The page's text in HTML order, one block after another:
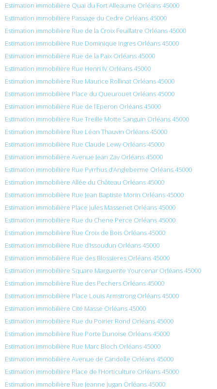
Estimation immobilière Quai du Fort Alleaume Orléans 45000
Estimation immobilière Passage du Cedre Orléans 45000
Estimation immobilière Rue de la Croix Feuillatre Orléans 45000
Estimation immobilière Rue Dominique Ingres Orléans 45000
Estimation immobilière Rue de la Paix Orléans 45000
Estimation immobilière Rue Henri IV Orléans 45000
Estimation immobilière Rue Maurice Rollinat Orléans 45000
Estimation immobilière Place du Queurouet Orléans 45000
Estimation immobilière Rue de l’Eperon Orléans 45000
Estimation immobilière Rue Treille Motte Sanguin Orléans 45000
Estimation immobilière Rue Léon Thauvin Orléans 45000
Estimation immobilière Rue Claude Lewy Orléans 45000
Estimation immobilière Avenue Jean Zay Orléans 45000
Estimation immobilière Rue Pyrrhus d’Angleberme Orléans 45000
Estimation immobilière Allée du Château Orléans 45000
Estimation immobilière Rue Jean Baptiste Morin Orléans 45000
Estimation immobilière Place Jules Massenet Orléans 45000
Estimation immobilière Rue du Chene Perce Orléans 45000
Estimation immobilière Rue Croix de Bois Orléans 45000
Estimation immobilière Rue d’Issoudun Orléans 45000
Estimation immobilière Rue des Blossieres Orléans 45000
Estimation immobilière Square Marguerite Yourcenar Orléans 45000
Estimation immobilière Rue des Pechers Orléans 45000
Estimation immobilière Place Louis Armstrong Orléans 45000
Estimation immobilière Cité Masse Orléans 45000
Estimation immobilière Rue du Poirier Rond Orléans 45000
Estimation immobilière Rue Porte Dunoise Orléans 45000
Estimation immobilière Rue Marc Bloch Orléans 45000
Estimation immobilière Avenue de Candolle Orléans 45000
Estimation immobilière Place de l’Horticulture Orléans 45000
Estimation immobilière Rue Jeanne Jugan Orléans 45000